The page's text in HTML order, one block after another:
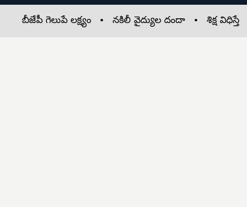
బీజేపీ గెలుపే లక్ష్యం •నకిలీ వైద్యుల దందా •శిక్ష విధిస్తే